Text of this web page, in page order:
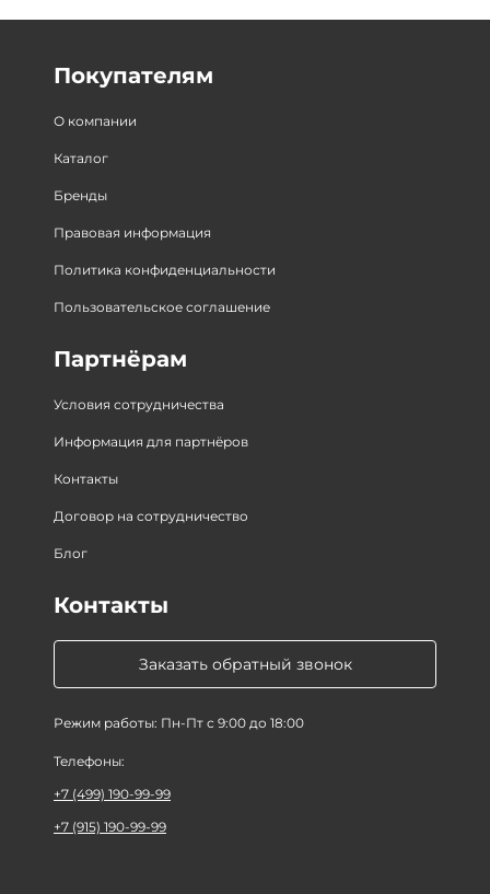
Покупателям
О компании
Каталог
Бренды
Правовая информация
Политика конфиденциальности
Пользовательское соглашение
Партнёрам
Условия сотрудничества
Информация для партнёров
Контакты
Договор на сотрудничество
Блог
Заказать обратный звонок
Режим работы: Пн-Пт с 9:00 до 18:00
Контакты
Телефоны:
+7 (499) 190-99-99
+7 (915) 190-99-99